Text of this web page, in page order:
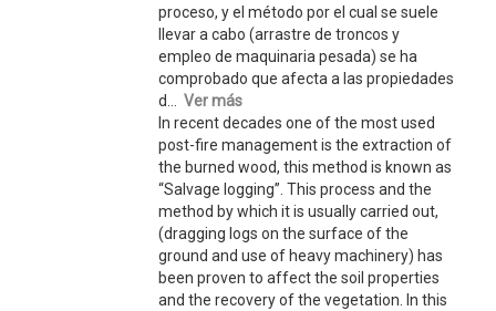
proceso, y el método por el cual se suele
llevar a cabo (arrastre de troncos y
empleo de maquinaria pesada) se ha
comprobado que afecta a las propiedades
d... Ver más
In recent decades one of the most used
post-fire management is the extraction of
the burned wood, this method is known as
“Salvage logging”. This process and the
method by which it is usually carried out,
(dragging logs on the surface of the
ground and use of heavy machinery) has
been proven to affect the soil properties
and the recovery of the vegetation. In this